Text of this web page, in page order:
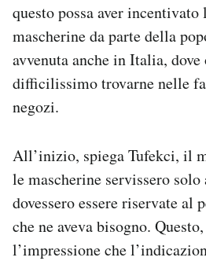
questo possa aver incentivato
mascherine da parte della
avvenuta anche in Italia,
difficilissimo trovarne nelle
negozi.
All’inizio, spiega Tufekci, il
le mascherine servissero
dovessero essere riservate al
che ne aveva bisogno.
l’impressione che